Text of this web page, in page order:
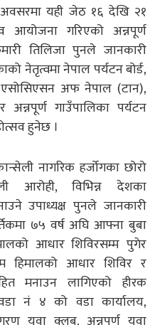
यही जेठ १६ देखि २१
आयोजना गरिएको अन्नपूर्ण
तिलिजा पुनले जानकारी
नेतृत्वमा नेपाल पर्यटन बोर्ड,
एसोसिएसन अफ नेपाल (टान),
अन्नपूर्ण गाउँपालिका पर्यटन
हुनेछ ।
नागरिक हर्जोगका छोरो
आरोही, विभिन्न देशका
उपाध्यक्ष पुनले जानकारी
७५ वर्ष अघि आफ्ना बुबा
आधार शिविरसम्म पुगेर
हिमालको आधार शिविर र
मनाउन लागिएको हीरक
नं ४ को वडा कार्यालय,